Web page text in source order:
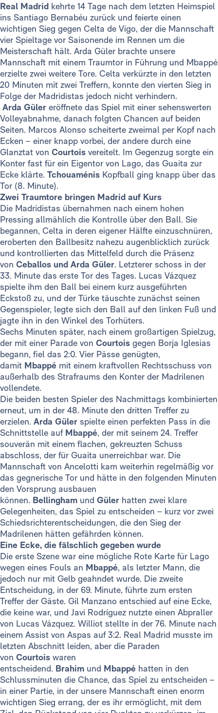
Real Madrid kehrte 14 Tage nach dem letzten Heimspiel
ins Santiago Bernabéu zurück und feierte einen
wichtigen Sieg gegen Celta de Vigo, der die Mannschaft
vier Spieltage vor Saisonende im Rennen um die
Meisterschaft hält. Arda Güler brachte unsere
Mannschaft mit einem Traumtor in Führung und Mbappé
erzielte zwei weitere Tore. Celta verkürzte in den letzten
20 Minuten mit zwei Treffern, konnte den vierten Sieg in
Folge der Madridistas jedoch nicht verhindern.
Arda Güler eröffnete das Spiel mit einer sehenswerten
Volleyabnahme, danach folgten Chancen auf beiden
Seiten. Marcos Alonso scheiterte zweimal per Kopf nach
Ecken – einer knapp vorbei, der andere durch eine
Glanztat von Courtois vereitelt. Im Gegenzug sorgte ein
Konter fast für ein Eigentor von Lago, das Guaita zur
Ecke klärte. Tchouaménis Kopfball ging knapp über das
Tor (8. Minute).
Zwei Traumtore bringen Madrid auf Kurs
Die Madridistas übernahmen nach einem hohen
Pressing allmählich die Kontrolle über den Ball. Sie
begannen, Celta in deren eigener Hälfte einzuschnüren,
eroberten den Ballbesitz nahezu augenblicklich zurück
und kontrollierten das Mittelfeld durch die Präsenz
von Ceballos und Arda Güler. Letzterer schoss in der
33. Minute das erste Tor des Tages. Lucas Vázquez
spielte ihm den Ball bei einem kurz ausgeführten
Eckstoß zu, und der Türke täuschte zunächst seinen
Gegenspieler, legte sich den Ball auf den linken Fuß und
jagte ihn in den Winkel des Torhüters.
Sechs Minuten später, nach einem großartigen Spielzug,
der mit einer Parade von Courtois gegen Borja Iglesias
begann, fiel das 2:0. Vier Pässe genügten,
damit Mbappé mit einem kraftvollen Rechtsschuss von
außerhalb des Strafraums den Konter der Madrilenen
vollendete.
Die beiden besten Spieler des Nachmittags kombinierten
erneut, um in der 48. Minute den dritten Treffer zu
erzielen. Arda Güler spielte einen perfekten Pass in die
Schnittstelle auf Mbappé, der mit seinem 24. Treffer
souverän mit einem flachen, gekreuzten Schuss
abschloss, der für Guaita unerreichbar war. Die
Mannschaft von Ancelotti kam weiterhin regelmäßig vor
das gegnerische Tor und hätte in den folgenden Minuten
den Vorsprung ausbauen
können. Bellingham und Güler hatten zwei klare
Gelegenheiten, das Spiel zu entscheiden – kurz vor zwei
Schiedsrichterentscheidungen, die den Sieg der
Madrilenen hätten gefährden können.
Eine Ecke, die fälschlich gegeben wurde
Die erste Szene war eine mögliche Rote Karte für Lago
wegen eines Fouls an Mbappé, als letzter Mann, die
jedoch nur mit Gelb geahndet wurde. Die zweite
Entscheidung, in der 69. Minute, führte zum ersten
Treffer der Gäste. Gil Manzano entschied auf eine Ecke,
die keine war, und Javi Rodríguez nutzte einen Abpraller
von Lucas Vázquez. Williot stellte in der 76. Minute nach
einem Assist von Aspas auf 3:2. Real Madrid musste im
letzten Abschnitt leiden, aber die Paraden
von Courtois waren
entscheidend. Brahim und Mbappé hatten in den
Schlussminuten die Chance, das Spiel zu entscheiden –
in einer Partie, in der unsere Mannschaft einen enorm
wichtigen Sieg errang, der es ihr ermöglicht, mit dem